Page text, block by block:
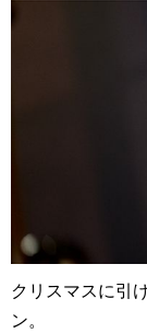
クリスマスに引
ン。